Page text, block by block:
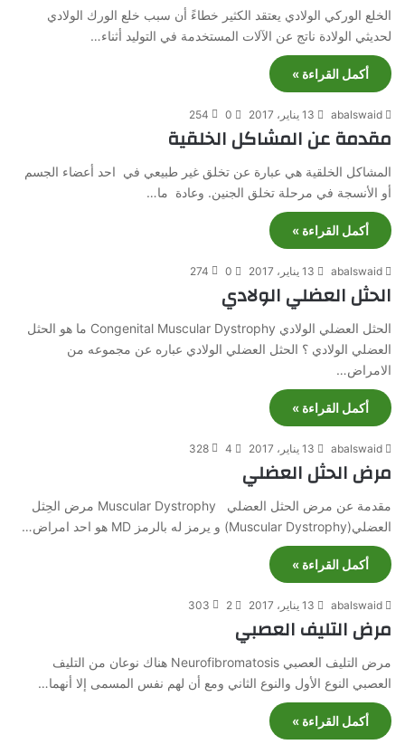
الخلع الوركي الولادي يعتقد الكثير خطاءً أن سبب خلع الورك الولادي
لحديثي الولادة ناتج عن الآلات المستخدمة في التوليد أثناء…
أكمل القراءة »
abalswaid 13 يناير، 2017 0
254
مقدمة عن المشاكل الخلقية
المشاكل الخلقية هي عبارة عن تخلق غير طبيعي في احد أعضاء الجسم
أو الأنسجة في مرحلة تخلق الجنين. وعادة ما…
أكمل القراءة »
abalswaid 13 يناير، 2017 0
274
الحثل العضلي الولادي
الحثل العضلي الولادي Congenital Muscular Dystrophy ما هو الحثل
العضلي الولادي ؟ الحثل العضلي الولادي عباره عن مجموعه من
الامراض…
أكمل القراءة »
abalswaid 13 يناير، 2017 4
328
مرض الحثل العضلي
مقدمة عن مرض الحثل العضلي Muscular Dystrophy مرض الحِثل
العضلي(Muscular Dystrophy) و يرمز له بالرمز MD هو احد امراض…
أكمل القراءة »
abalswaid 13 يناير، 2017 2
303
مرض التليف العصبي
مرض التليف العصبي Neurofibromatosis هناك نوعان من التليف
العصبي النوع الأول والنوع الثاني ومع أن لهم نفس المسمى إلا أنهما…
أكمل القراءة »